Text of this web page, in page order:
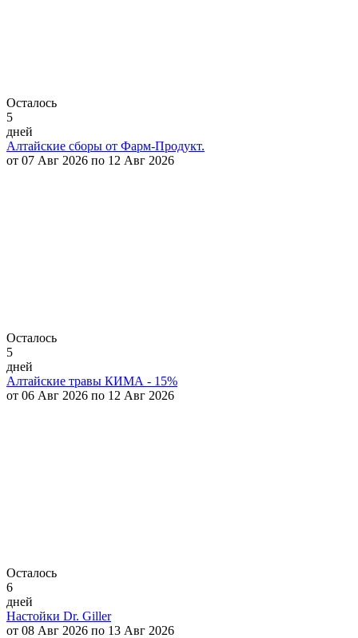
Осталось
5
дней
Алтайские сборы от Фарм-Продукт.
от 07 Авг 2026 по 12 Авг 2026
Осталось
5
дней
Алтайские травы КИМА - 15%
от 06 Авг 2026 по 12 Авг 2026
Осталось
6
дней
Настойки Dr. Giller
от 08 Авг 2026 по 13 Авг 2026